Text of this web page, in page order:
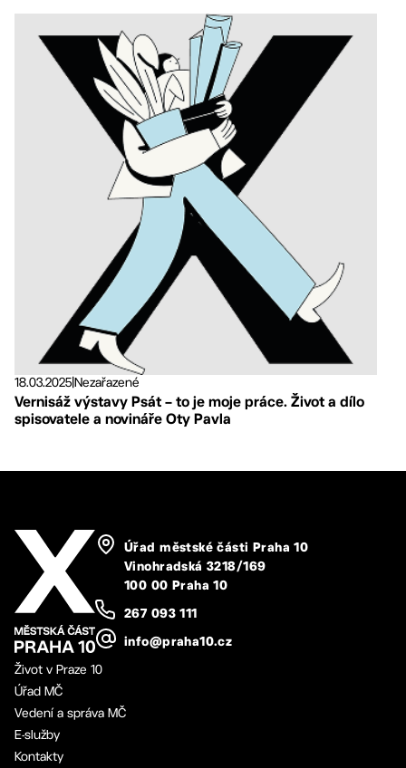
18.03.2025Nezařazené
Vernisáž výstavy Psát – to je moje práce. Život a dílo
spisovatele a novináře Oty Pavla
Úřad městské části Praha 10
Vinohradská 3218/169
100 00 Praha 10
267 093 111
info@praha10.cz
Život v Praze 10
Úřad MČ
Vedení a správa MČ
E-služby
Kontakty